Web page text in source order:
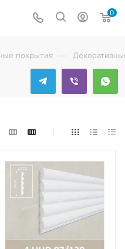
0
покрытия —